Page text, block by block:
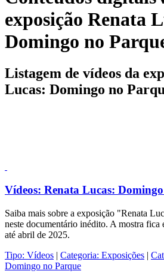
exposição Renata
Domingo no
Listagem de vídeos da
Lucas: Domingo no
Vídeos: Renata Lucas:
Saiba mais sobre a exposição "Renata
neste documentário inédito. A mostra fica
até abril de 2025.
Tipo: Vídeos | Categoria: Exposições |
Domingo no Parque